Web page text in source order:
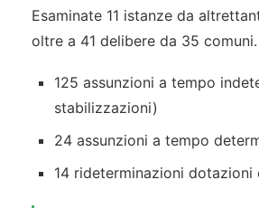
Esaminate 11 istanze da
oltre a 41 delibere da 35 comuni.
125 assunzioni a tempo
stabilizzazioni)
24 assunzioni a tempo
14 rideterminazioni dotazioni